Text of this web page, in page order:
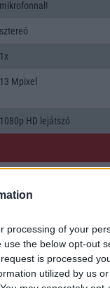
processing of your
the below opt-out
is processed
utilized by us
mikrofonnal!
sztereó
1x
13 Mpixel
1080p HD lejátszó
2 GB
16 GB
T-Flash/microSD